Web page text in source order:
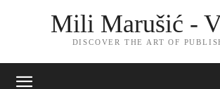
Mili Marušić -
DISCOVER THE ART OF